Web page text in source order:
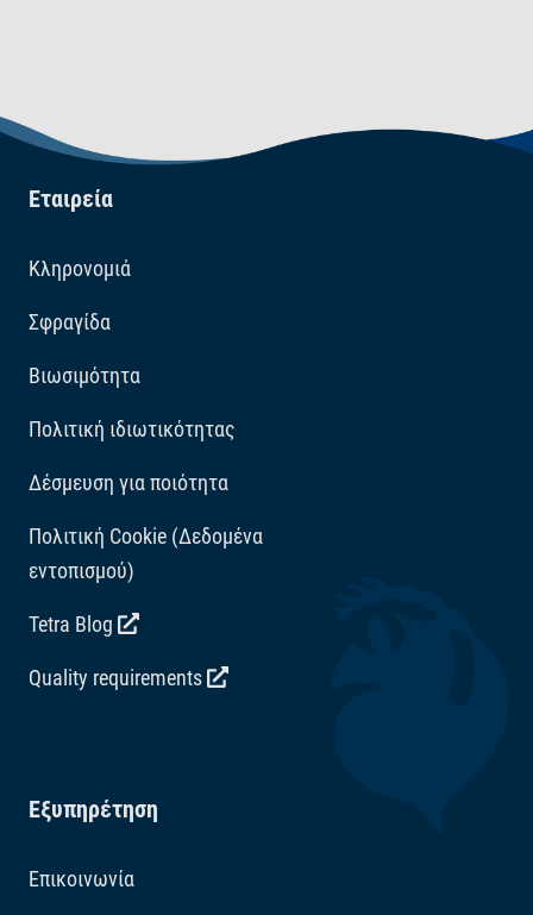
Εταιρεία
Κληρονομιά
Σφραγίδα
Βιωσιμότητα
Πολιτική ιδιωτικότητας
Δέσμευση για ποιότητα
Πολιτική Cookie (Δεδομένα
εντοπισμού)
Tetra Blog
Quality requirements
Εξυπηρέτηση
Επικοινωνία